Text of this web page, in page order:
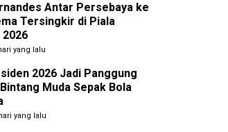
Antar Persebaya ke
Tersingkir di Piala
yang lalu
2026 Jadi Panggung
Muda Sepak Bola
yang lalu